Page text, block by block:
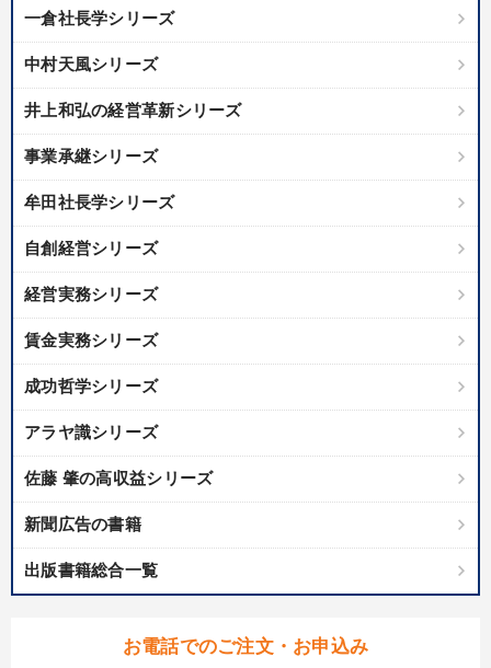
一倉社長学シリーズ
中村天風シリーズ
井上和弘の経営革新シリーズ
事業承継シリーズ
牟田社長学シリーズ
自創経営シリーズ
経営実務シリーズ
賃金実務シリーズ
成功哲学シリーズ
アラヤ識シリーズ
佐藤 肇の高収益シリーズ
新聞広告の書籍
出版書籍総合一覧
お電話でのご注文・お申込み